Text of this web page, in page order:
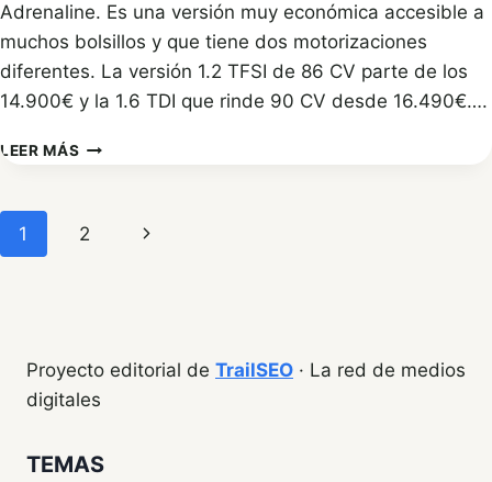
Adrenaline. Es una versión muy económica accesible a
muchos bolsillos y que tiene dos motorizaciones
diferentes. La versión 1.2 TFSI de 86 CV parte de los
14.900€ y la 1.6 TDI que rinde 90 CV desde 16.490€….
LEER MÁS AUDI
MINI-
Navegación
1 2
Siguiente
Proyecto editorial de TrailSEO · La red de medios
digitales
TEMAS